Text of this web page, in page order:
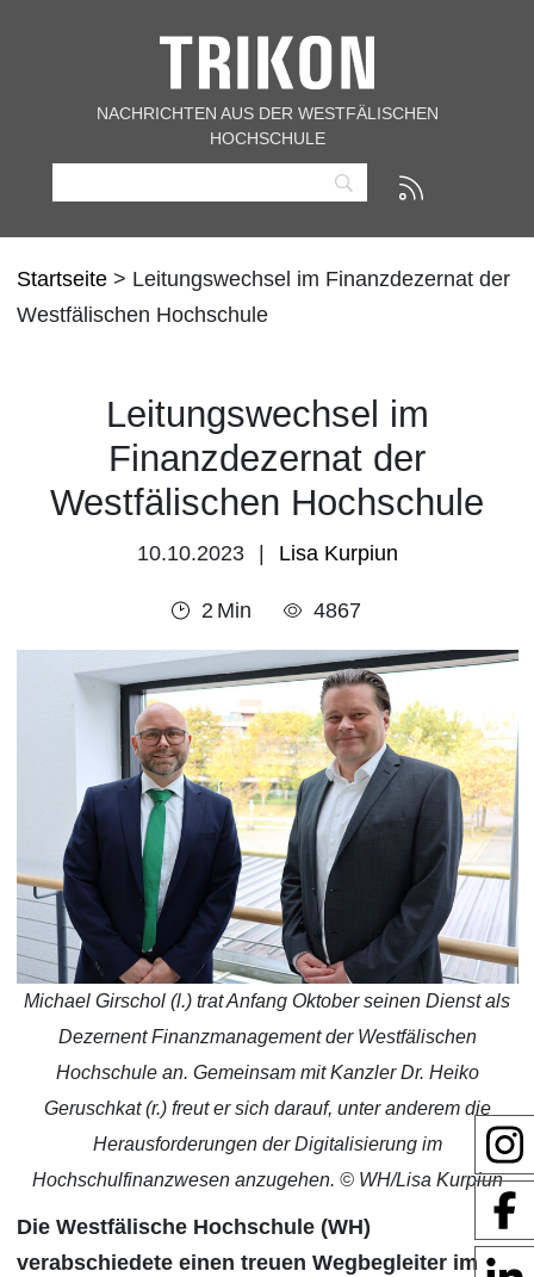
NACHRICHTEN AUS DER WESTFÄLISCHEN
HOCHSCHULE
Startseite > Leitungswechsel im Finanzdezernat der
Westfälischen Hochschule
Leitungswechsel im
Finanzdezernat der
Westfälischen Hochschule
10.10.2023 Lisa Kurpiun
2 Min 4867
Michael Girschol (l.) trat Anfang Oktober seinen Dienst als
Dezernent Finanzmanagement der Westfälischen
Hochschule an. Gemeinsam mit Kanzler Dr. Heiko
Geruschkat (r.) freut er sich darauf, unter anderem die
Herausforderungen der Digitalisierung im
Hochschulfinanzwesen anzugehen. © WH/Lisa Kurpiun
Die Westfälische Hochschule (WH)
verabschiedete einen treuen Wegbegleiter im